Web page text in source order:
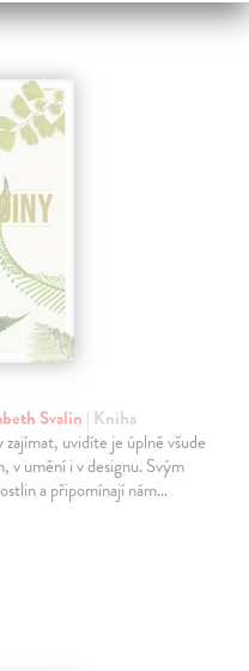
Svalin | Kniha
uvidíte je úplně všude
v umění i v designu. Svým
a připomínají nám…